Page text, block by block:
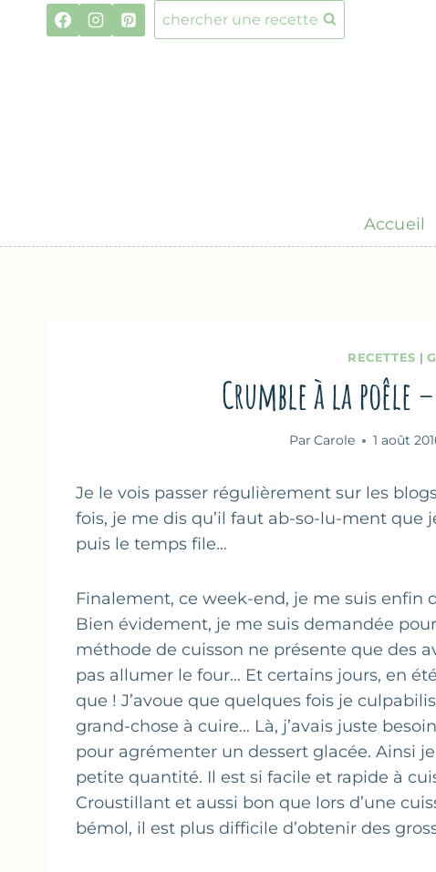
chercher une recette
Accueil
RECETTES |
Crumble à la poêle
Par Carole 1 août
Je le vois passer régulièrement sur les
fois, je me dis qu’il faut ab-so-lu-ment
puis le temps file…
Finalement, ce week-end, je me suis enfin
Bien évidement, je me suis demandée
méthode de cuisson ne présente que des
pas allumer le four… Et certains jours, en
que ! J’avoue que quelques fois je
grand-chose à cuire… Là, j’avais juste
pour agrémenter un dessert glacée. Ainsi
petite quantité. Il est si facile et rapide à
Croustillant et aussi bon que lors d’une
bémol, il est plus difficile d’obtenir des